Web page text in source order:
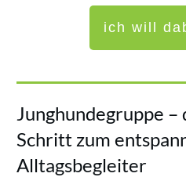
ich will
Junghundegruppe –
Schritt zum
Alltagsbegleiter